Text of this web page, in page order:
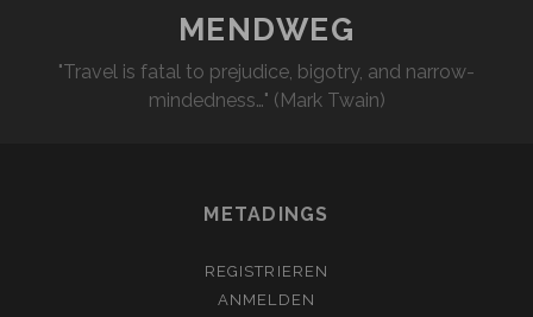
MENDWEG
"Travel is fatal to prejudice, bigotry, and narrow-
mindedness…" (Mark Twain)
METADINGS
REGISTRIEREN
ANMELDEN